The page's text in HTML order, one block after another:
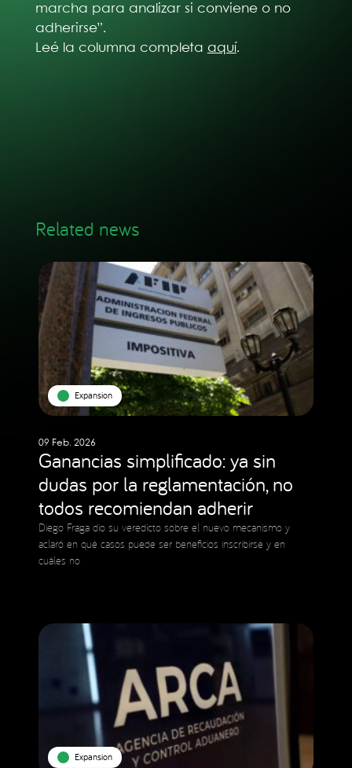
marcha para analizar si conviene o no
adherirse”.
Leé la columna completa aquí.
Related news
Expansion
09 Feb. 2026
Ganancias simplificado: ya sin
dudas por la reglamentación, no
todos recomiendan adherir
Diego Fraga dio su veredicto sobre el nuevo mecanismo y
aclaró en qué casos puede ser beneficios inscribirse y en
cuáles no
Expansion